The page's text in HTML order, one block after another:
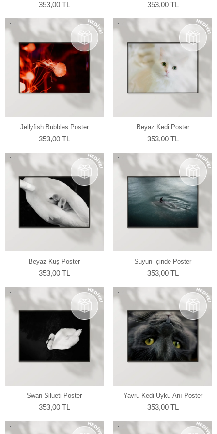
353,00 TL 353,00 TL
Jellyfish Bubbles Poster
353,00 TL
Beyaz Kedi Poster
353,00 TL
Beyaz Kuş Poster
353,00 TL
Suyun İçinde Poster
353,00 TL
Swan Silueti Poster
353,00 TL
Yavru Kedi Uyku Anı Poster
353,00 TL